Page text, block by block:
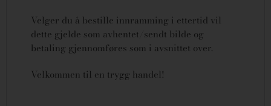
Velger du å bestille innramming i ettertid vil
dette gjelde som avhentet/sendt bilde og
betaling gjennomføres som i avsnittet over.
Velkommen til en trygg handel!